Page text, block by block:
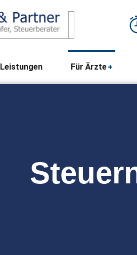
Leistungen Für Ärzte